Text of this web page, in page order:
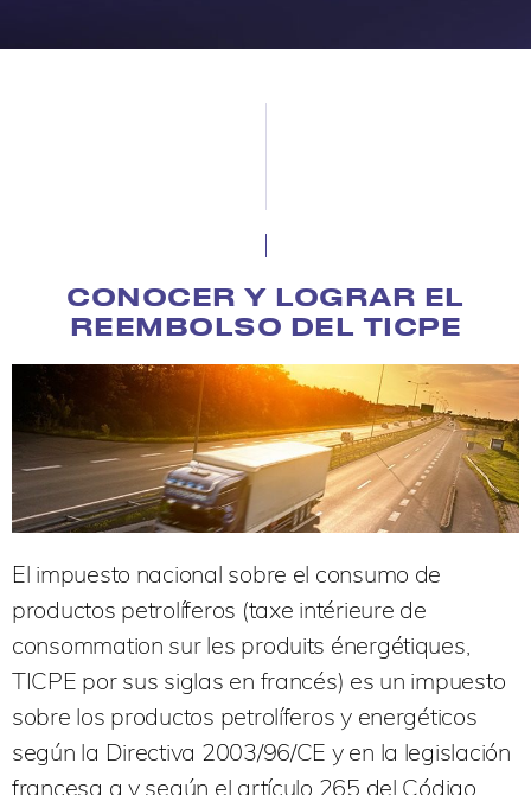
CONOCER Y LOGRAR EL
REEMBOLSO DEL TICPE
El impuesto nacional sobre el consumo de
productos petrolíferos (taxe intérieure de
consommation sur les produits énergétiques,
TICPE por sus siglas en francés) es un impuesto
sobre los productos petrolíferos y energéticos
según la Directiva 2003/96/CE y en la legislación
francesa a y según el artículo 265 del Código